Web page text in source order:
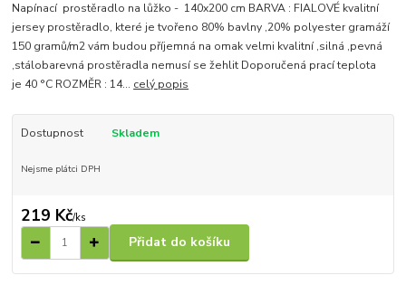
Napínací prostěradlo na lůžko - 140x200 cm BARVA : FIALOVÉ kvalitní
jersey prostěradlo, které je tvořeno 80% bavlny ,20% polyester gramáží
150 gramů/m2 vám budou příjemná na omak velmi kvalitní ,silná ,pevná
,stálobarevná prostěradla nemusí se žehlit Doporučená prací teplota
je 40 °C ROZMĚR : 14... celý popis
Dostupnost Skladem
Nejsme plátci DPH
219 Kč/ks
Přidat do košíku